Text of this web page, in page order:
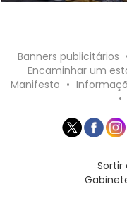
Banners publicitários
Encaminhar um
Manifesto •
•
Sortir